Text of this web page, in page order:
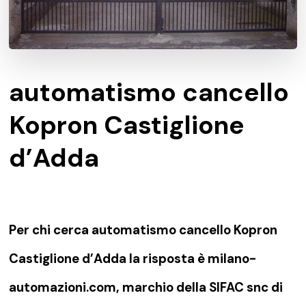
automatismo cancello
Kopron Castiglione
d’Adda
Per chi cerca automatismo cancello Kopron
Castiglione d’Adda la risposta è milano-
automazioni.com, marchio della SIFAC snc di